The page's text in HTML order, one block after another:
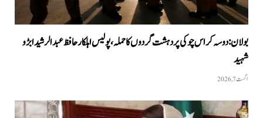
بولان: دوسہ کراس چوکی پر دہشت گردوں کا حملہ، پولیس اہلکار حافظ عبدالرشید ابڑو
شہید
اگست 7, 2026